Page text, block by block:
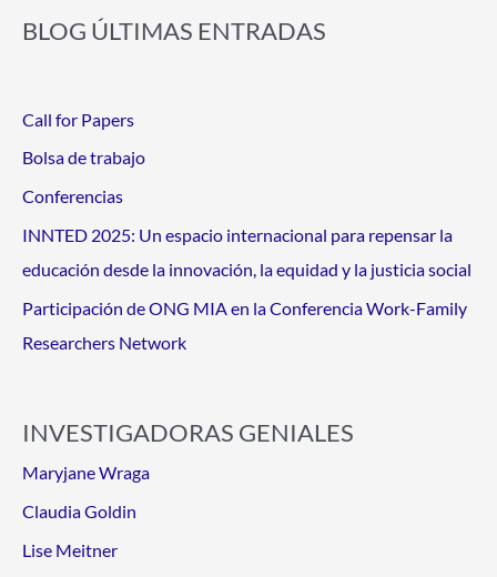
BLOG ÚLTIMAS ENTRADAS
Call for Papers
Bolsa de trabajo
Conferencias
INNTED 2025: Un espacio internacional para repensar la
educación desde la innovación, la equidad y la justicia social
Participación de ONG MIA en la Conferencia Work-Family
Researchers Network
INVESTIGADORAS GENIALES
Maryjane Wraga
Claudia Goldin
Lise Meitner